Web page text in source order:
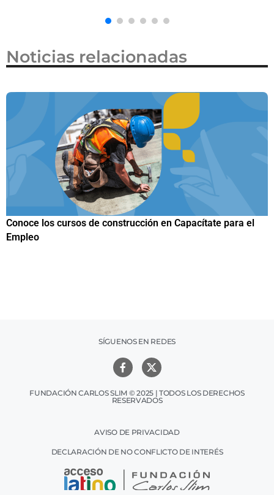
Noticias relacionadas
los cursos de construcción en Capacítate para el
Papuchis
SÍGUENOS EN REDES
FUNDACIÓN CARLOS SLIM © 2025 | TODOS LOS DERECHOS
RESERVADOS
AVISO DE PRIVACIDAD
DECLARACIÓN DE NO CONFLICTO DE INTERÉS